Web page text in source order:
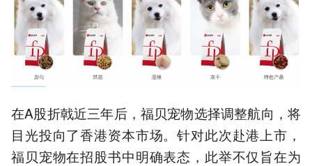
在A股折戟近三年后，福贝宠物选择调整航向，将
目光投向了香港资本市场。针对此次赴港上市，
福贝宠物在招股书中明确表态，此举不仅旨在为